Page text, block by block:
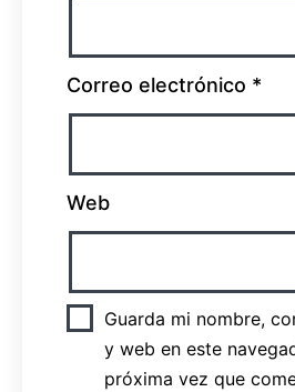
Correo electrónico *
Web
Guarda mi nombre,
y web en este
próxima vez que